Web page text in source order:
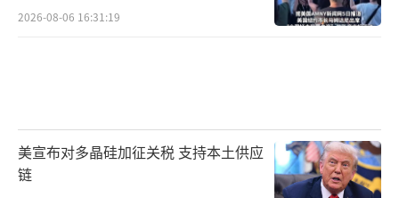
2026-08-06 16:31:19
美宣布对多晶硅加征关税 支持本土供应
链